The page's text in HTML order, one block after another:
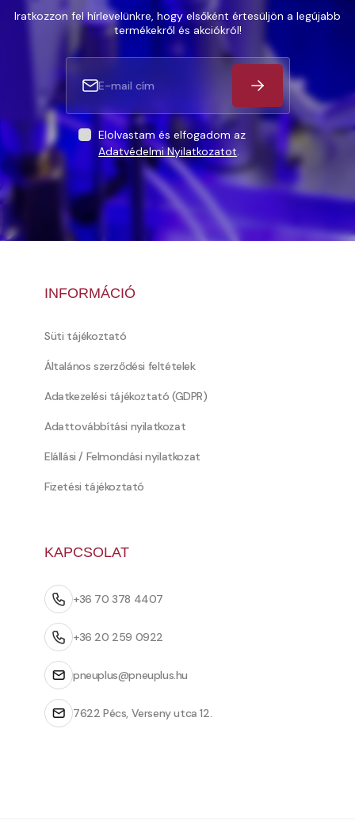
Iratkozzon fel hírlevelünkre, hogy elsőként értesüljön a legújabb
termékekről és akciókról!
Elolvastam és elfogadom az
Adatvédelmi Nyilatkozatot.
INFORMÁCIÓ
Süti tájékoztató
Általános szerződési feltételek
Adatkezelési tájékoztató (GDPR)
Adattovábbítási nyilatkozat
Elállási / Felmondási nyilatkozat
Fizetési tájékoztató
KAPCSOLAT
+36 70 378 4407
+36 20 259 0922
pneuplus@pneuplus.hu
7622 Pécs, Verseny utca 12.